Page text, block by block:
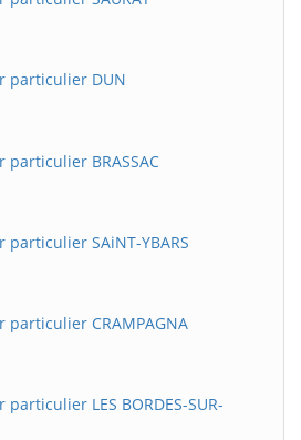
particulier DUN
BRASSAC
SAiNT-YBARS
CRAMPAGNA
LES BORDES-SUR-